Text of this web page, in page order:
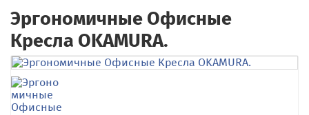
Эргономичные Офисные
Кресла OKAMURA.